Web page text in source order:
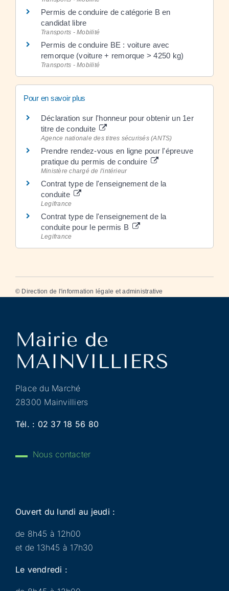
Permis de conduire de catégorie B en
candidat libre
Transports - Mobilité
Permis de conduire BE : voiture avec
remorque (voiture + remorque > 4250 kg)
Transports - Mobilité
Pour en savoir plus
Déclaration sur l'honneur pour obtenir un 1er
titre de conduite
Agence nationale des titres sécurisés (ANTS)
Prendre rendez-vous en ligne pour l'épreuve
pratique du permis de conduire
Ministère chargé de l'intérieur
Contrat type de l'enseignement de la
conduite
Legifrance
Contrat type de l'enseignement de la
conduite pour le permis B
Legifrance
© Direction de l'information légale et administrative
Place du Marché
28300 Mainvilliers
Tél. : 02 37 18 56 80
Nous contacter
Ouvert du lundi au jeudi :
de 8h45 à 12h00
et de 13h45 à 17h30
Le vendredi :